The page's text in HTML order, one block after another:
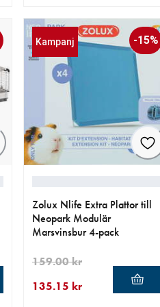
Kampanj -15%
Zolux Nlife Extra Plattor till
Neopark Modulär
Marsvinsbur 4-pack
135.15 kr
159.00 kr